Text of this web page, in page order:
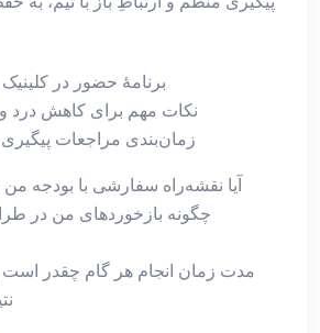
برنامهٔ حضور در کلینیک
نکات مهم برای کاهش درد
زمان‌بندی مراجعات پیگیری
آیا نقشه‌راه سفارشی با بودجه
چگونه بازخوردهای من در
مدت زمان انجام هر گام چقدر است